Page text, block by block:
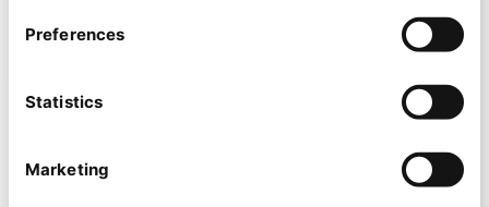
Preferences
Statistics
Marketing